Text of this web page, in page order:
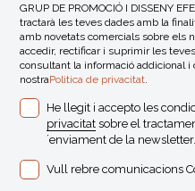
GRUP DE PROMOCIÓ I DISSENY
tractarà les teves dades amb la
amb novetats comercials sobre els
accedir, rectificar i suprimir les
consultant la informació addicional i
nostraPolitica de privacitat
He llegit i accepto les
privacitat sobre el
´enviament de la newsletter.
Vull rebre comunicacions